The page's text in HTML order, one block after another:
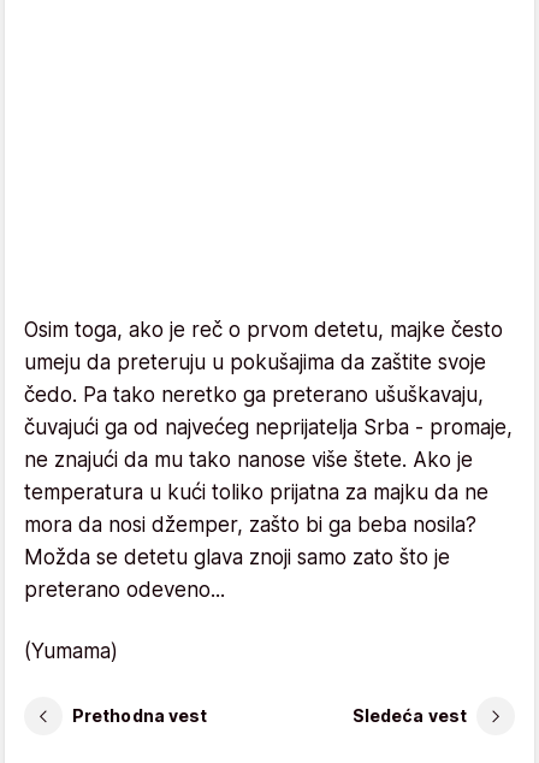
Osim toga, ako je reč o prvom detetu, majke često
umeju da preteruju u pokušajima da zaštite svoje
čedo. Pa tako neretko ga preterano ušuškavaju,
čuvajući ga od najvećeg neprijatelja Srba - promaje,
ne znajući da mu tako nanose više štete. Ako je
temperatura u kući toliko prijatna za majku da ne
mora da nosi džemper, zašto bi ga beba nosila?
Možda se detetu glava znoji samo zato što je
preterano odeveno...
(Yumama)
Prethodna vest Sledeća vest